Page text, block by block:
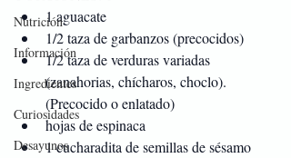
Nutrición
Información
Ingredientes
Curiosidades
Desayunos
1 aguacate
1/2 taza de garbanzos (precocidos)
1/2 taza de verduras variadas
(zanahorias, chícharos, choclo).
(Precocido o enlatado)
hojas de espinaca
1 cucharadita de semillas de sésamo